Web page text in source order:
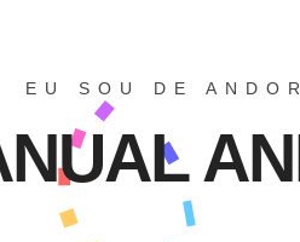
EU SOU DE